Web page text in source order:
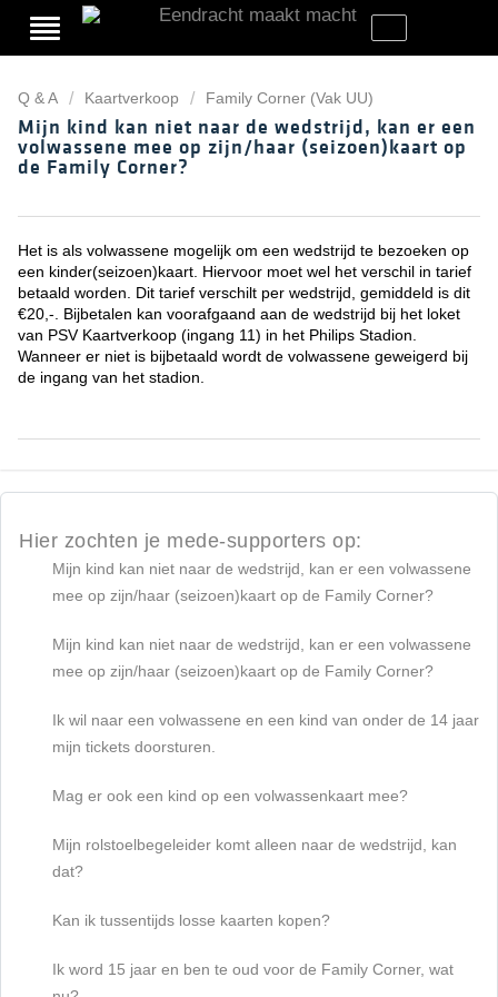
Q & A Kaartverkoop Family Corner (Vak UU)
Mijn kind kan niet naar de wedstrijd, kan er een
volwassene mee op zijn/haar (seizoen)kaart op
de Family Corner?
Het is als volwassene mogelijk om een wedstrijd te bezoeken op
een kinder(seizoen)kaart. Hiervoor moet wel het verschil in tarief
betaald worden. Dit tarief verschilt per wedstrijd, gemiddeld is dit
€20,-. Bijbetalen kan voorafgaand aan de wedstrijd bij het loket
van PSV Kaartverkoop (ingang 11) in het Philips Stadion.
Wanneer er niet is bijbetaald wordt de volwassene geweigerd bij
de ingang van het stadion.
Hier zochten je mede-supporters op:
Mijn kind kan niet naar de wedstrijd, kan er een volwassene
mee op zijn/haar (seizoen)kaart op de Family Corner?
Mijn kind kan niet naar de wedstrijd, kan er een volwassene
mee op zijn/haar (seizoen)kaart op de Family Corner?
Ik wil naar een volwassene en een kind van onder de 14 jaar
mijn tickets doorsturen.
Mag er ook een kind op een volwassenkaart mee?
Mijn rolstoelbegeleider komt alleen naar de wedstrijd, kan
dat?
Kan ik tussentijds losse kaarten kopen?
Ik word 15 jaar en ben te oud voor de Family Corner, wat